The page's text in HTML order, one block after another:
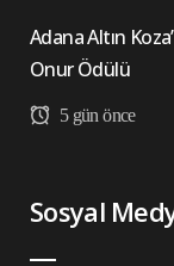
Adana Altın
Onur Ödülü
5 gün önce
Sosyal